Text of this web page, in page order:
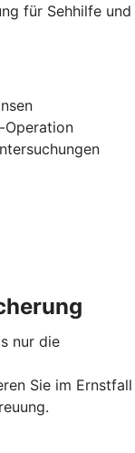
für Sehhilfe und
Operation
nur die
Sie im Ernstfall